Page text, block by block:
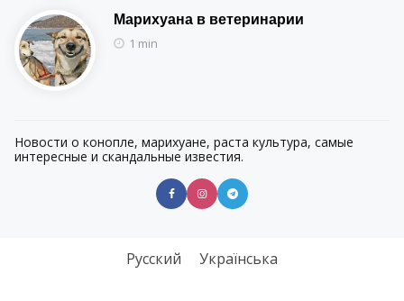
Марихуана в ветеринарии
1 min
Новости о конопле, марихуане, раста культура, самые
интересные и скандальные известия.
Русский Українська